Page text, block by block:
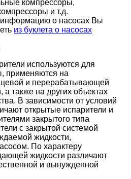
компрессоры,
и т.д.
о насосах Вы
из буклета о насосах
используются для
применяются на
и перерабатывающей
также на других объектах
В зависимости от условий
открытые испарители и
закрытого типа
с закрытой системой
жидкости,
По характеру
жидкости различают
и вынужденной